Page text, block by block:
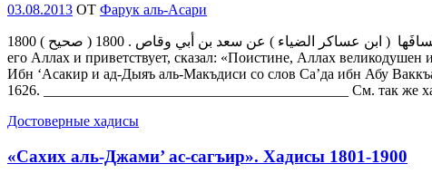
Опубликовано
03.08.2013 OT Фарук аль-Асари
1800 ( صحيح ) إنّ الله كَرِيمٌ يُحِبُّ الكُرَماءَ جَوَادٌ يُحِبُّ الجَوَدَةَ يُحِبُّ مَعالِيَ الأَخْلاقِ ويَكْرَهُ سَفْسافَها ( ابن عساكر الضياء ) عن سعد بن أبي وقاص . 1800 — Сообщается, что посланник Аллаха, да благословит
его Аллах и приветствует, сказал: «Поистине, Аллах
Ибн ‘Асакир и ад-Дыяъ аль-Макъдиси со слов Са’да ибн Абу
1626. __________________________________________ См. так
Достоверные хадисы
«Сахих аль-Джами’ ас-сагъир». Хадисы 1801-1900